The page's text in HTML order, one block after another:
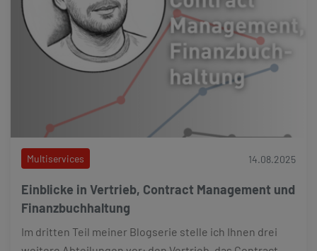
14.08.2025
Multiservices
Einblicke in Vertrieb, Contract Management und
Finanzbuchhaltung
Im dritten Teil meiner Blogserie stelle ich Ihnen drei